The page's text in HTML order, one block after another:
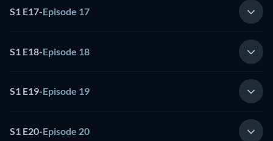
S1 E17-Episode 17
S1 E18-Episode 18
S1 E19-Episode 19
S1 E20-Episode 20